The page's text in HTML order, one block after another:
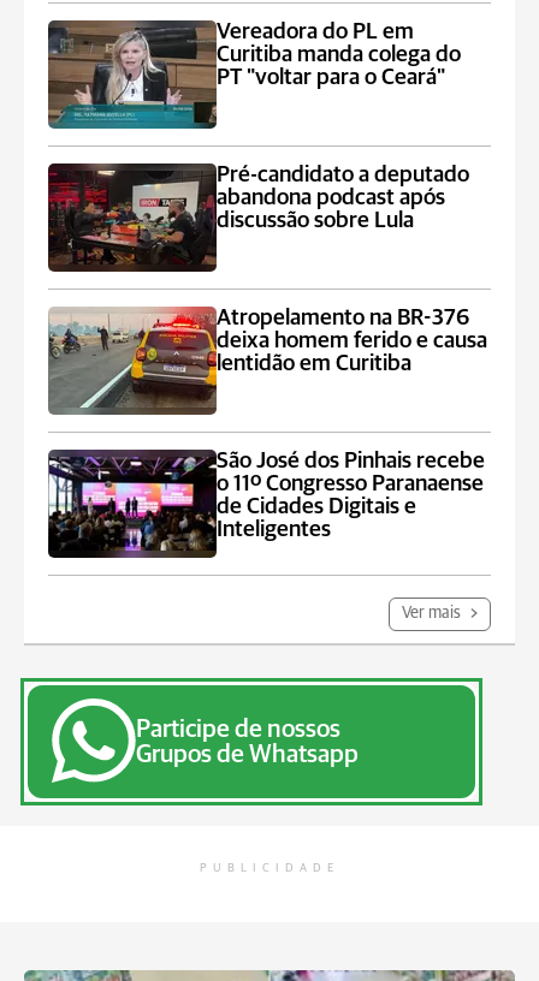
Vereadora do PL em
Curitiba manda colega do
PT "voltar para o Ceará"
Pré-candidato a deputado
abandona podcast após
discussão sobre Lula
Atropelamento na BR-376
deixa homem ferido e causa
lentidão em Curitiba
São José dos Pinhais recebe
o 11º Congresso Paranaense
de Cidades Digitais e
Inteligentes
Ver mais
Participe de nossos
Grupos de Whatsapp
PUBLICIDADE